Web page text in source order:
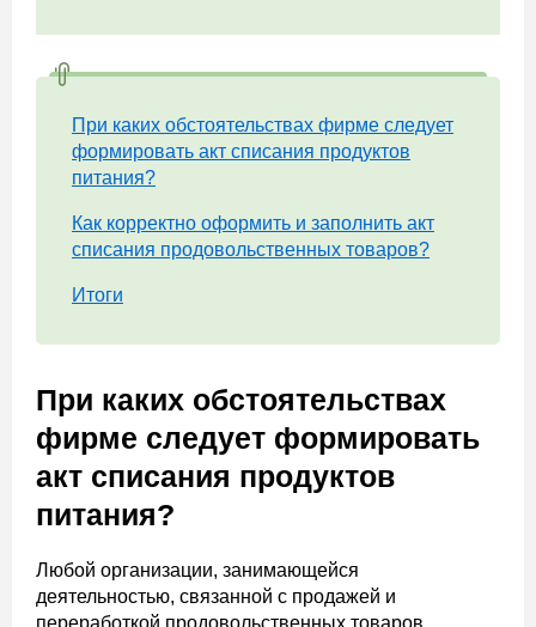
При каких обстоятельствах фирме следует
формировать акт списания продуктов
питания?
Как корректно оформить и заполнить акт
списания продовольственных товаров?
Итоги
При каких обстоятельствах
фирме следует формировать
акт списания продуктов
питания?
Любой организации, занимающейся
деятельностью, связанной с продажей и
переработкой продовольственных товаров,